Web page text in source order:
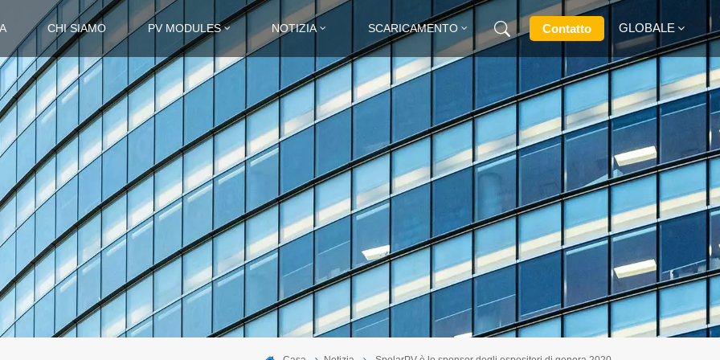
CHI SIAMO PV MODULES NOTIZIA SCARICAMENTO Contatto GLOBALE
English
Français
Deutsch
Русский
Italiano
Español